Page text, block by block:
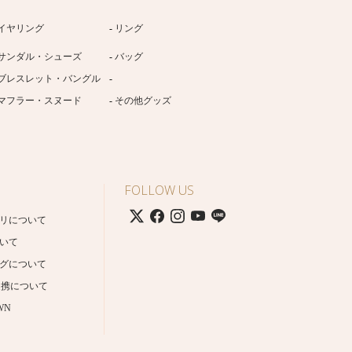
ヤリング リング
ンダル・シューズ
バッグ
レスレット・バングル
フラー・スヌード
その他グッズ
について
て
について
について
FOLLOW US